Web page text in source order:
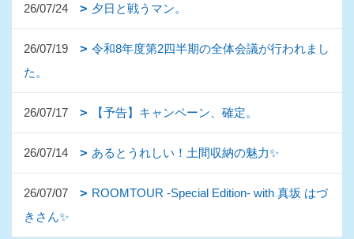
26/07/24 夕日と戦うマン。
26/07/19
令和8年度第2四半期の全体会議が行われまし
た。
26/07/17 【予告】キャンペーン、確定。
26/07/14 あるとうれしい！土間収納の魅力✨
26/07/07
ROOMTOUR -Special Edition- with 真坂 はづ
きさん✨